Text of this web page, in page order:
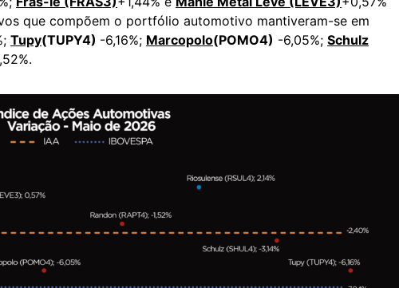
que compõem o portfólio automotivo mantiveram-se em
Tupy(TUPY4) -6,16%; Marcopolo(POMO4) -6,05%; Schulz